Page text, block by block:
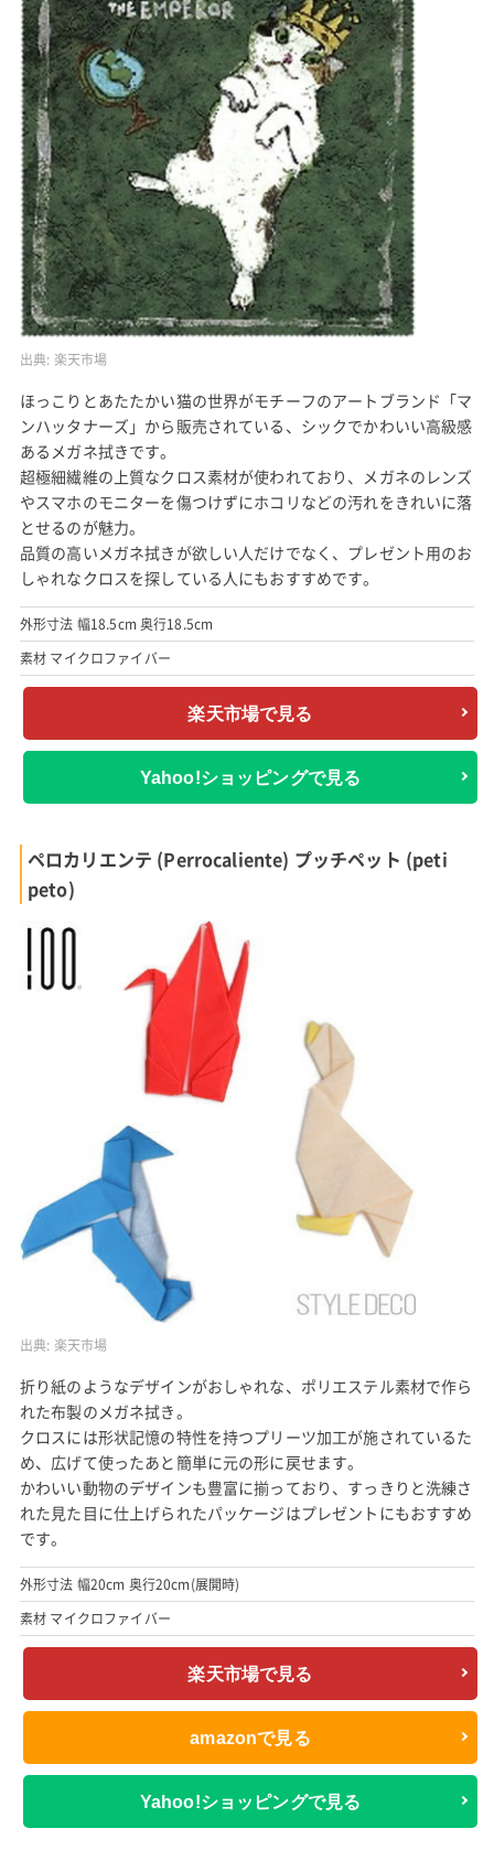
出典: 楽天市場
ほっこりとあたたかい猫の世界がモチーフのアートブランド「マ
ンハッタナーズ」から販売されている、シックでかわいい高級感
あるメガネ拭きです。
超極細繊維の上質なクロス素材が使われており、メガネのレンズ
やスマホのモニターを傷つけずにホコリなどの汚れをきれいに落
とせるのが魅力。
品質の高いメガネ拭きが欲しい人だけでなく、プレゼント用のお
しゃれなクロスを探している人にもおすすめです。
外形寸法 幅18.5cm 奥行18.5cm
素材 マイクロファイバー
楽天市場で見る
Yahoo!ショッピングで見る
ペロカリエンテ (Perrocaliente) プッチペット (peti
peto)
出典: 楽天市場
折り紙のようなデザインがおしゃれな、ポリエステル素材で作ら
れた布製のメガネ拭き。
クロスには形状記憶の特性を持つプリーツ加工が施されているた
め、広げて使ったあと簡単に元の形に戻せます。
かわいい動物のデザインも豊富に揃っており、すっきりと洗練さ
れた見た目に仕上げられたパッケージはプレゼントにもおすすめ
です。
外形寸法 幅20cm 奥行20cm(展開時)
素材 マイクロファイバー
楽天市場で見る
amazonで見る
Yahoo!ショッピングで見る